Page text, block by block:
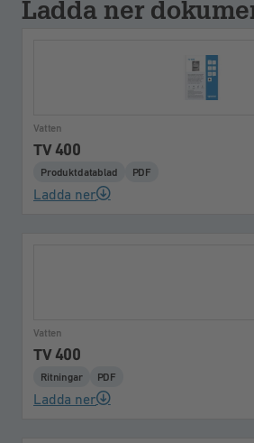
Ladda ner
Vatten
TV 400
Produktdatablad PDF
Ladda ner
Vatten
TV 400
Ritningar PDF
Ladda ner